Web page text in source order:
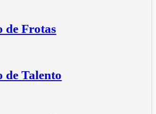
de Frotas
de Talento